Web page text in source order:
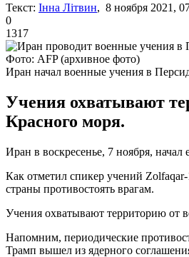
Текст: Інна Літвин, 8 ноября 2021,
0
1317
Фото: AFP (архивное фото)
Иран начал военные учения в
Учения охватывают
Красного моря.
Иран в воскресенье, 7 ноября,
Как отметил спикер учений
страны противостоять врагам.
Учения охватывают территорию от
Напомним, периодические
Трамп вышел из ядерного